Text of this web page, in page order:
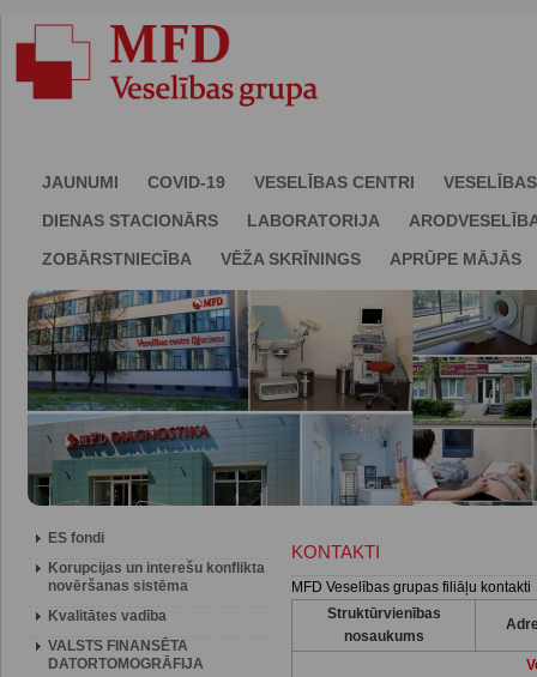
JAUNUMI COVID-19 VESELĪBAS CENTRI
DIENAS STACIONĀRS
LABORATORIJA
ZOBĀRSTNIECĪBA
VĒŽA SKRĪNINGS APRŪPE MĀJĀS
ES fondi
Korupcijas un interešu konflikta
novēršanas sistēma
Kvalitātes vadība
VALSTS FINANSĒTA
DATORTOMOGRĀFIJA
KONTAKTI
MFD Veselības grupas filiāļu kontakti
Struktūrvienības
nosaukums